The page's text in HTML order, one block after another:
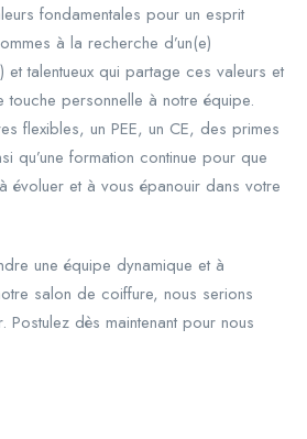
fondamentales pour un esprit
à la recherche d’un(e)
et talentueux qui partage ces valeurs et
personnelle à notre équipe.
flexibles, un PEE, un CE, des primes
qu’une formation continue pour que
évoluer et à vous épanouir dans votre
une équipe dynamique et à
salon de coiffure, nous serions
dès maintenant pour nous